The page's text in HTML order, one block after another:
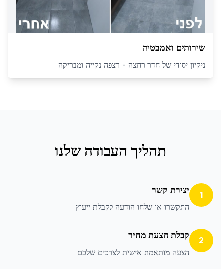
שירותים ואמבטיה
ניקיון יסודי של חדר רחצה - רצפה נקייה ומבריקה
תהליך העבודה שלנו
1 יצירת קשר
התקשרו או שלחו הודעה לקבלת ייעוץ
2 קבלת הצעת מחיר
הצעה מותאמת אישית לצרכים שלכם